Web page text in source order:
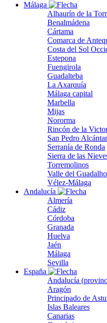
Málaga
Alhaurín de la
Benalmádena
Cártama
Comarca de
Costa del Sol
Estepona
Fuengirola
Guadalteba
La Axarquía
Málaga capital
Marbella
Mijas
Nororma
Rincón de la
San Pedro
Serranía de Ronda
Sierra de las
Torremolinos
Valle del
Vélez-Málaga
Andalucía
Almería
Cádiz
Córdoba
Granada
Huelva
Jaén
Málaga
Sevilla
España
Andalucía
Aragón
Principado de
Islas Baleares
Canarias